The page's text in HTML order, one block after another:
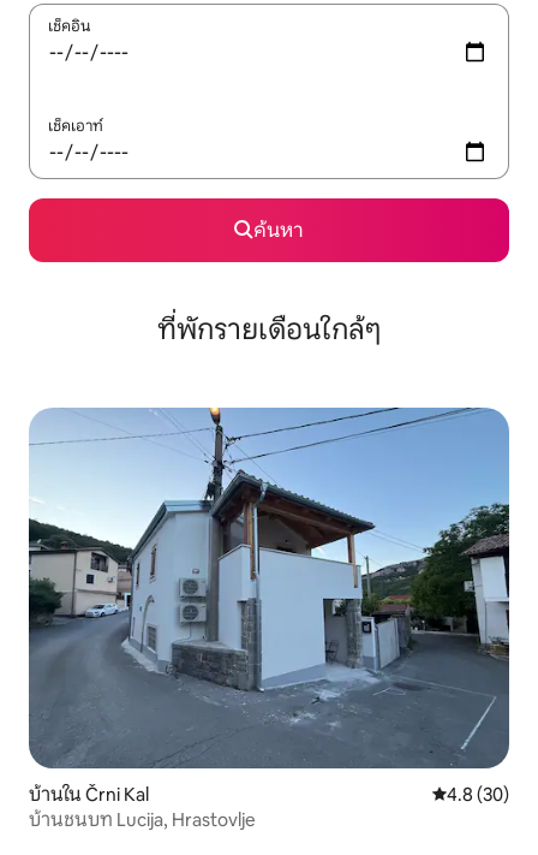
เช็คอิน
เช็คเอาท์
ค้นหา
ที่พักรายเดือนใกล้ๆ
บ้านใน Črni Kal คะแนนเฉลี่ย
4.8 (30)
บ้านชนบท Lucija, Hrastovlje